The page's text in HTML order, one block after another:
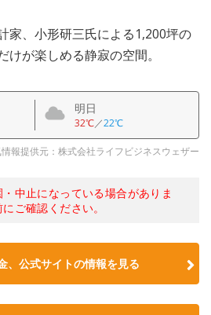
家、小形研三氏による1,200坪の
が楽しめる静寂の空間。
明日
32℃／22℃
報提供元：株式会社ライフビジネスウェザー
中止になっている場合がありま
ご確認ください。
、公式サイトの情報を見る